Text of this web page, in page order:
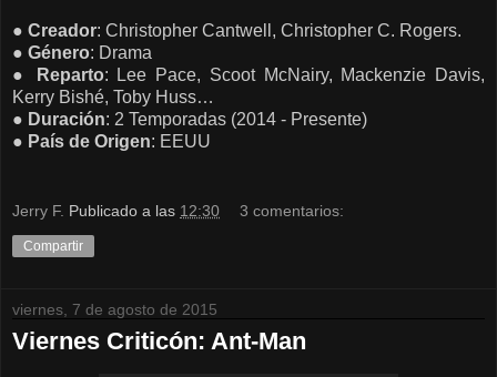
● Creador: Christopher Cantwell, Christopher C. Rogers.
● Género: Drama
●
Reparto: Lee Pace, Scoot McNairy, Mackenzie Davis,
Kerry Bishé, Toby Huss…
● Duración: 2 Temporadas (2014 - Presente)
● País de Origen: EEUU
Jerry F. Publicado a las 12:30 3 comentarios:
Compartir
viernes, 7 de agosto de 2015
Viernes Criticón: Ant-Man